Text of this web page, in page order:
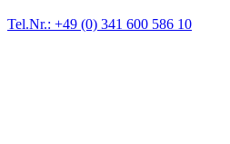
Tel.Nr.: +49 (0) 341 600 586 10